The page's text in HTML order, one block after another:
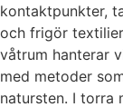
kontaktpunkter,
och frigör
våtrum hanterar
med metoder
natursten. I torra